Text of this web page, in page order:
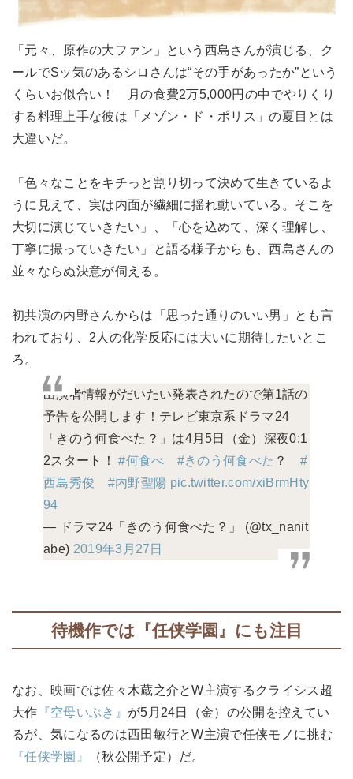
「元々、原作の大ファン」という西島さんが演じる、ク
ールでSッ気のあるシロさんは“その手があったか”という
くらいお似合い！ 月の食費2万5,000円の中でやりくり
する料理上手な彼は「メゾン・ド・ポリス」の夏目とは
大違いだ。
「色々なことをキチっと割り切って決めて生きているよ
うに見えて、実は内面が繊細に揺れ動いている。そこを
大切に演じていきたい」、「心を込めて、深く理解し、
丁寧に撮っていきたい」と語る様子からも、西島さんの
並々ならぬ決意が伺える。
初共演の内野さんからは「思った通りのいい男」とも言
われており、2人の化学反応には大いに期待したいとこ
ろ。
出演者情報がだいたい発表されたので第1話の
予告を公開します！テレビ東京系ドラマ24
「きのう何食べた？」は4月5日（金）深夜0:1
2スタート！#何食べ #きのう何食べた ？#
西島秀俊
#内野聖陽 pic.twitter.com/xiBrmHty
94
— ドラマ24「きのう何食べた？」 (@tx_nanit
abe) 2019年3月27日
待機作では『任侠学園』にも注目
なお、映画では佐々木蔵之介とW主演するクライシス超
大作 『空母いぶき』 が5月24日（金）の公開を控えてい
るが、気になるのは西田敏行とW主演で任侠モノに挑む
『任侠学園』
（秋公開予定）だ。